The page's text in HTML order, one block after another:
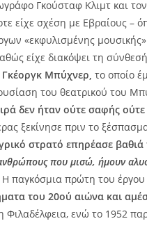
Γκούσταφ Κλιμτ και
είχε σχέση με Εβραίους
«εκφυλισμένης
είχε διακόψει τη
Μπύχνερ, το οποίο
του θεατρικού του
δεν ήταν ούτε σαφής
ξεκίνησε πριν το
στρατό επηρέασε
που μισώ, ήμουν
παγκόσμια πρώτη του
του 20ού αιώνα και
Φιλαδέλφεια, ενώ το 1952